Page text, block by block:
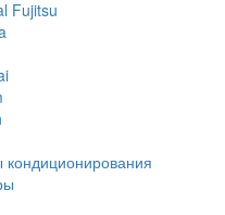
Fujitsu
кондиционирования